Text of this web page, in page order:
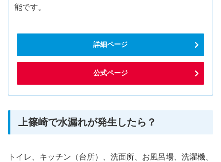
能です。
詳細ページ
公式ページ
上篠崎で水漏れが発生したら？
トイレ、キッチン（台所）、洗面所、お風呂場、洗濯機、